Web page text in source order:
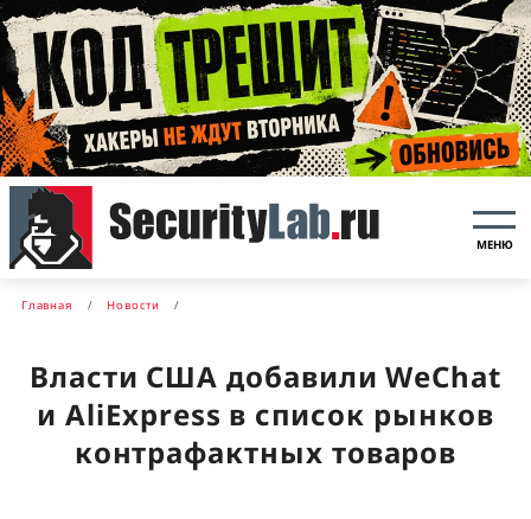
МЕНЮ
Главная Новости
Власти США добавили WeChat
и AliExpress в список рынков
контрафактных товаров